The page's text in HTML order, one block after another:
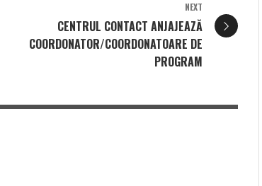
NEXT
CENTRUL CONTACT ANJAJEAZĂ
COORDONATOR/COORDONATOARE DE
PROGRAM